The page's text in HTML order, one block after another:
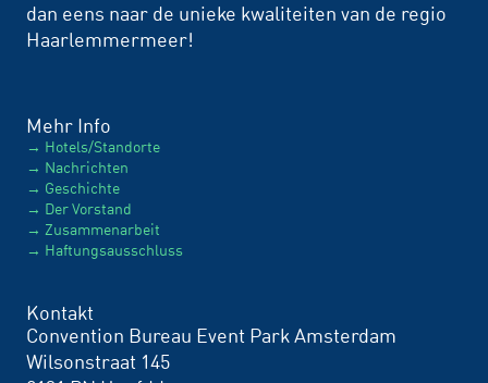
dan eens naar de unieke kwaliteiten van de regio
Haarlemmermeer!
Mehr Info
Hotels/Standorte
Nachrichten
Geschichte
Der Vorstand
Zusammenarbeit
Haftungsausschluss
Kontakt
Convention Bureau Event Park Amsterdam
Wilsonstraat 145